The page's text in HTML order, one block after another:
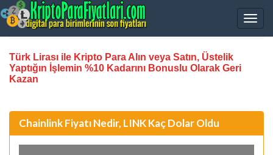
Türk Lirası ile Kripto Para Alın veya Satın, Üstelik
Yaptığın İşlemin %10 Kadarını Bonuslu Olarak Geri
Kazan
Chainlink Fiyatı Nedir, LINK Kaç Dolar Oldu